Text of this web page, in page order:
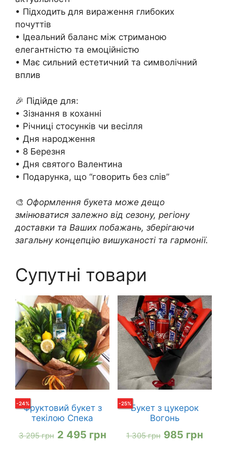
• Підходить для вираження глибоких
почуттів
• Ідеальний баланс між стриманою
елегантністю та емоційністю
• Має сильний естетичний та символічний
вплив
🎉 Підійде для:
• Зізнання в коханні
• Річниці стосунків чи весілля
• Дня народження
• 8 Березня
• Дня святого Валентина
• Подарунка, що “говорить без слів”
🎨 Оформлення букета може дещо
змінюватися залежно від сезону, регіону
доставки та Ваших побажань, зберігаючи
загальну концепцію вишуканості та гармонії.
Супутні товари
-24%
Фруктовий букет з
текілою Спека
3 295грн Оригінальна
2 495 грнПоточна
-25%Букет з цукерок
Вогонь
1 305грн Оригінальна
985 грн